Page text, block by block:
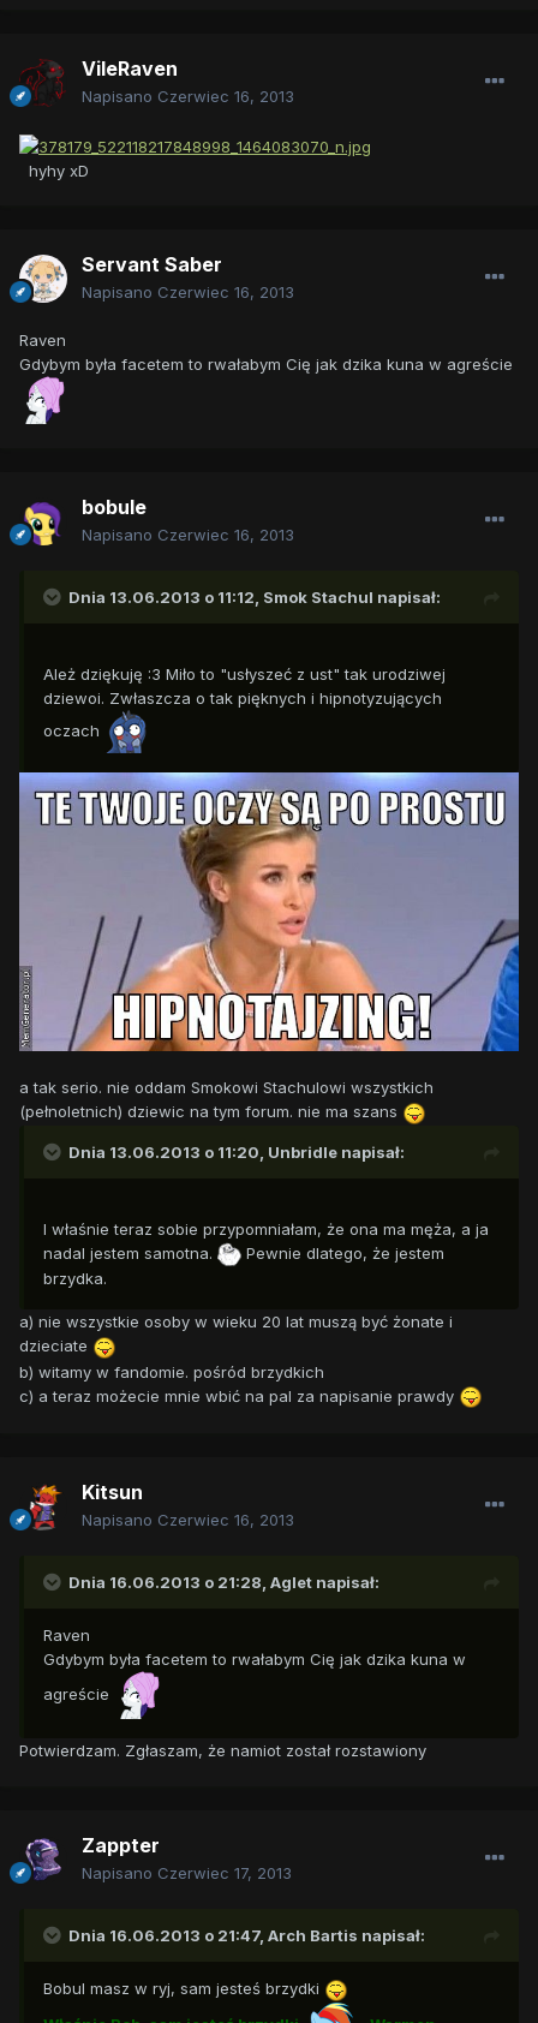
VileRaven
Napisano Czerwiec 16, 2013
hyhy xD
Servant Saber
Napisano Czerwiec 16, 2013
Raven
Gdybym była facetem to rwałabym Cię jak dzika kuna w agreście
bobule
Napisano Czerwiec 16, 2013
Dnia 13.06.2013 o 11:12, Smok Stachul napisał:
Ależ dziękuję :3 Miło to "usłyszeć z ust" tak urodziwej
dziewoi. Zwłaszcza o tak pięknych i hipnotyzujących
oczach
a tak serio. nie oddam Smokowi Stachulowi wszystkich
(pełnoletnich) dziewic na tym forum. nie ma szans
Dnia 13.06.2013 o 11:20, Unbridle napisał:
I właśnie teraz sobie przypomniałam, że ona ma męża, a ja
nadal jestem samotna.
Pewnie dlatego, że jestem
brzydka.
a) nie wszystkie osoby w wieku 20 lat muszą być żonate i
dzieciate
b) witamy w fandomie. pośród brzydkich
c) a teraz możecie mnie wbić na pal za napisanie prawdy
Kitsun
Napisano Czerwiec 16, 2013
Dnia 16.06.2013 o 21:28, Aglet napisał:
Raven
Gdybym była facetem to rwałabym Cię jak dzika kuna w
agreście
Potwierdzam. Zgłaszam, że namiot został rozstawiony
Zappter
Napisano Czerwiec 17, 2013
Dnia 16.06.2013 o 21:47, Arch Bartis napisał:
Bobul masz w ryj, sam jesteś brzydki